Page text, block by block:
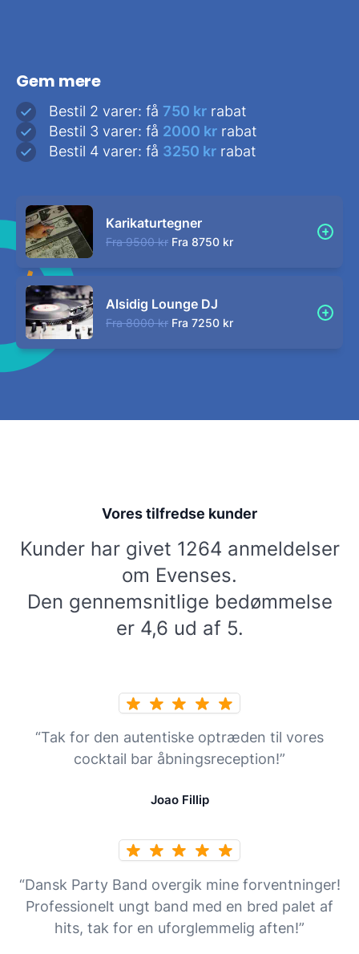
Gem mere
Bestil 2 varer: få 750 kr rabat
Bestil 3 varer: få 2000 kr rabat
Bestil 4 varer: få 3250 kr rabat
Karikaturtegner
Fra 9500 kr Fra 8750 kr
Alsidig Lounge DJ
Fra 8000 kr Fra 7250 kr
Vores tilfredse kunder
Kunder har givet 1264 anmeldelser
om Evenses.
Den gennemsnitlige bedømmelse
er 4,6 ud af 5.
“Tak for den autentiske optræden til vores
cocktail bar åbningsreception!”
Joao Fillip
“Dansk Party Band overgik mine forventninger!
Professionelt ungt band med en bred palet af
hits, tak for en uforglemmelig aften!”